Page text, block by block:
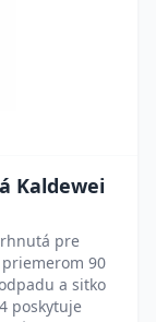
Kaldewei
pre
90
a sitko
poskytuje